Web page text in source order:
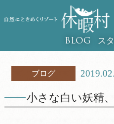
BLOG ス
ブログ
小さな白い妖精